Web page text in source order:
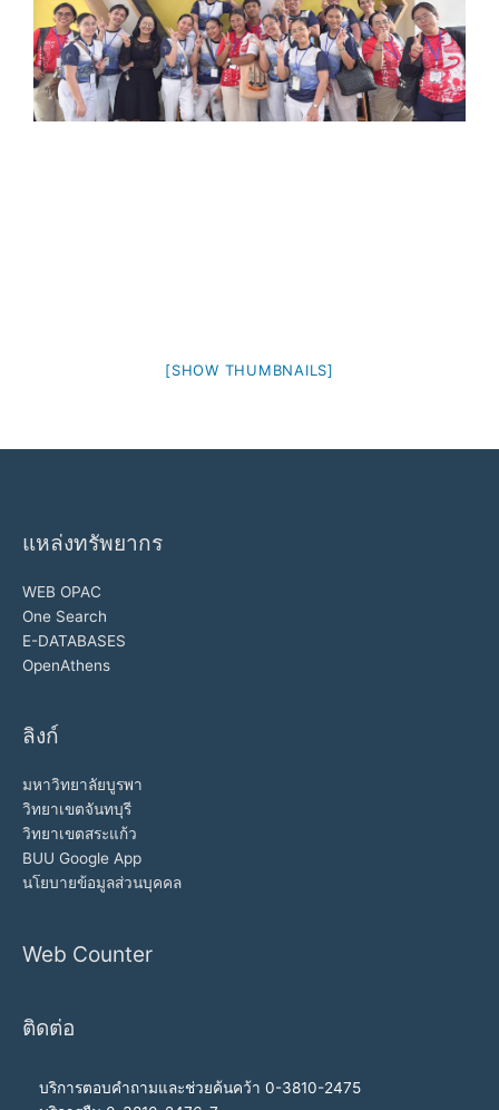
[SHOW THUMBNAILS]
แหล่งทรัพยากร
WEB OPAC
One Search
E-DATABASES
OpenAthens
ลิงก์
มหาวิทยาลัยบูรพา
วิทยาเขตจันทบุรี
วิทยาเขตสระแก้ว
BUU Google App
นโยบายข้อมูลส่วนบุคคล
Web Counter
ติดต่อ
บริการตอบคำถามและช่วยค้นคว้า 0-3810-2475